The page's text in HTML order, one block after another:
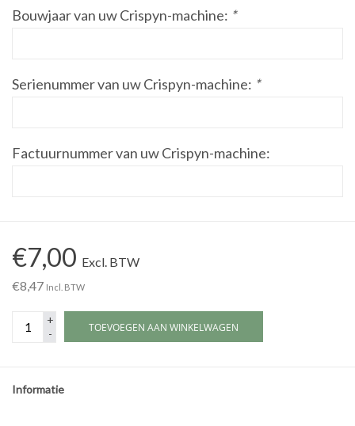
Cadeaubonnen &
Bouwjaar van uw Crispyn-machine: *
Serienummer van uw Crispyn-machine: *
Factuurnummer van uw Crispyn-machine:
€7,00 Excl. BTW
€8,47 Incl. BTW
+
-
TOEVOEGEN AAN WINKELWAGEN
Informatie